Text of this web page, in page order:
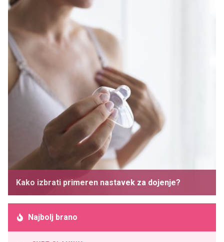
Kako izbrati primeren nastavek za dojenje?
Najbolj brano